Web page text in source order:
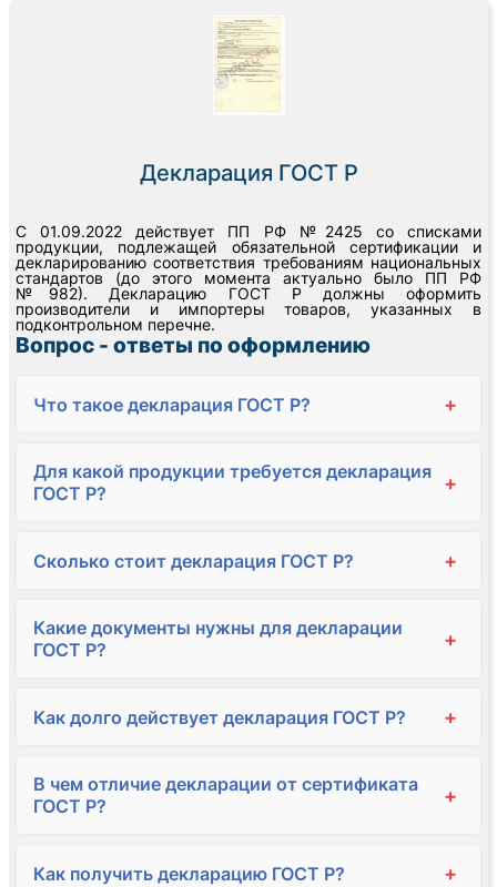
Декларация ГОСТ Р
С 01.09.2022 действует ПП РФ №2425 со списками
продукции, подлежащей обязательной сертификации и
декларированию соответствия требованиям национальных
стандартов (до этого момента актуально было ПП РФ
№982). Декларацию ГОСТ Р должны оформить
производители и импортеры товаров, указанных в
подконтрольном перечне.
Вопрос - ответы по оформлению
Что такое декларация ГОСТ Р? +
Для какой продукции требуется декларация
ГОСТ Р?
+
Сколько стоит декларация ГОСТ Р? +
Какие документы нужны для декларации
ГОСТ Р?
+
Как долго действует декларация ГОСТ Р? +
В чем отличие декларации от сертификата
ГОСТ Р?
+
Как получить декларацию ГОСТ Р? +